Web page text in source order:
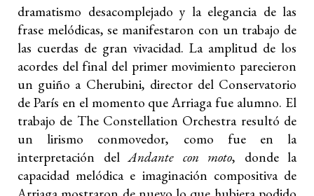
dramatismo desacomplejado y la elegancia de las
frase melódicas, se manifestaron con un trabajo de
las cuerdas de gran vivacidad. La amplitud de los
acordes del final del primer movimiento parecieron
un guiño a Cherubini, director del Conservatorio
de París en el momento que Arriaga fue alumno. El
trabajo de The Constellation Orchestra resultó de
un lirismo conmovedor, como fue en la
interpretación delAndante con moto, donde la
capacidad melódica e imaginación compositiva de